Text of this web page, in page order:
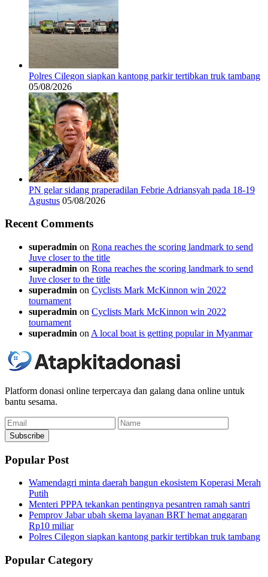
Polres Cilegon siapkan kantong parkir tertibkan truk tambang
05/08/2026
PN gelar sidang praperadilan Febrie Adriansyah pada 18-19
Agustus 05/08/2026
Recent Comments
superadmin on Rona reaches the scoring landmark to send
Juve closer to the title
superadmin on Rona reaches the scoring landmark to send
Juve closer to the title
superadmin on Cyclists Mark McKinnon win 2022
tournament
superadmin on Cyclists Mark McKinnon win 2022
tournament
superadmin on A local boat is getting popular in Myanmar
Platform donasi online terpercaya dan galang dana online untuk
bantu sesama.
Email
Name
Subscribe
Popular Post
Wamendagri minta daerah bangun ekosistem Koperasi Merah
Putih
Menteri PPPA tekankan pentingnya pesantren ramah santri
Pemprov Jabar ubah skema layanan BRT hemat anggaran
Rp10 miliar
Polres Cilegon siapkan kantong parkir tertibkan truk tambang
Popular Category